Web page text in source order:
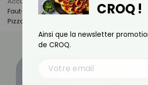
Faut-Il Cuire Les Lardons Au Préalable Pour
Pizza ?
CROQ !
Ainsi que la newsletter
de CROQ.